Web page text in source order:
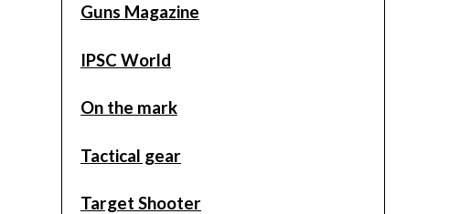
Guns Magazine
IPSC World
On the mark
Tactical gear
Target Shooter